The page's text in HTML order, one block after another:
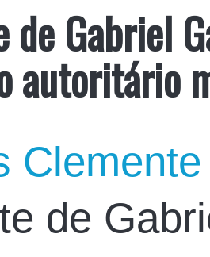
de Gabriel
autoritário
Clemente
de